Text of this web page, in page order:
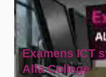
Examens ICT
Alfa College